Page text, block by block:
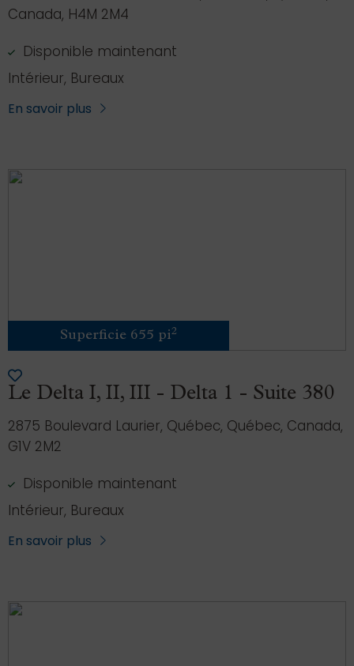
Canada, H4M 2M4
Disponible maintenant
Intérieur, Bureaux
En savoir plus
Superficie 655 pi2
Le Delta I, II, III - Delta 1 - Suite 380
2875 Boulevard Laurier, Québec, Québec, Canada,
G1V 2M2
Disponible maintenant
Intérieur, Bureaux
En savoir plus